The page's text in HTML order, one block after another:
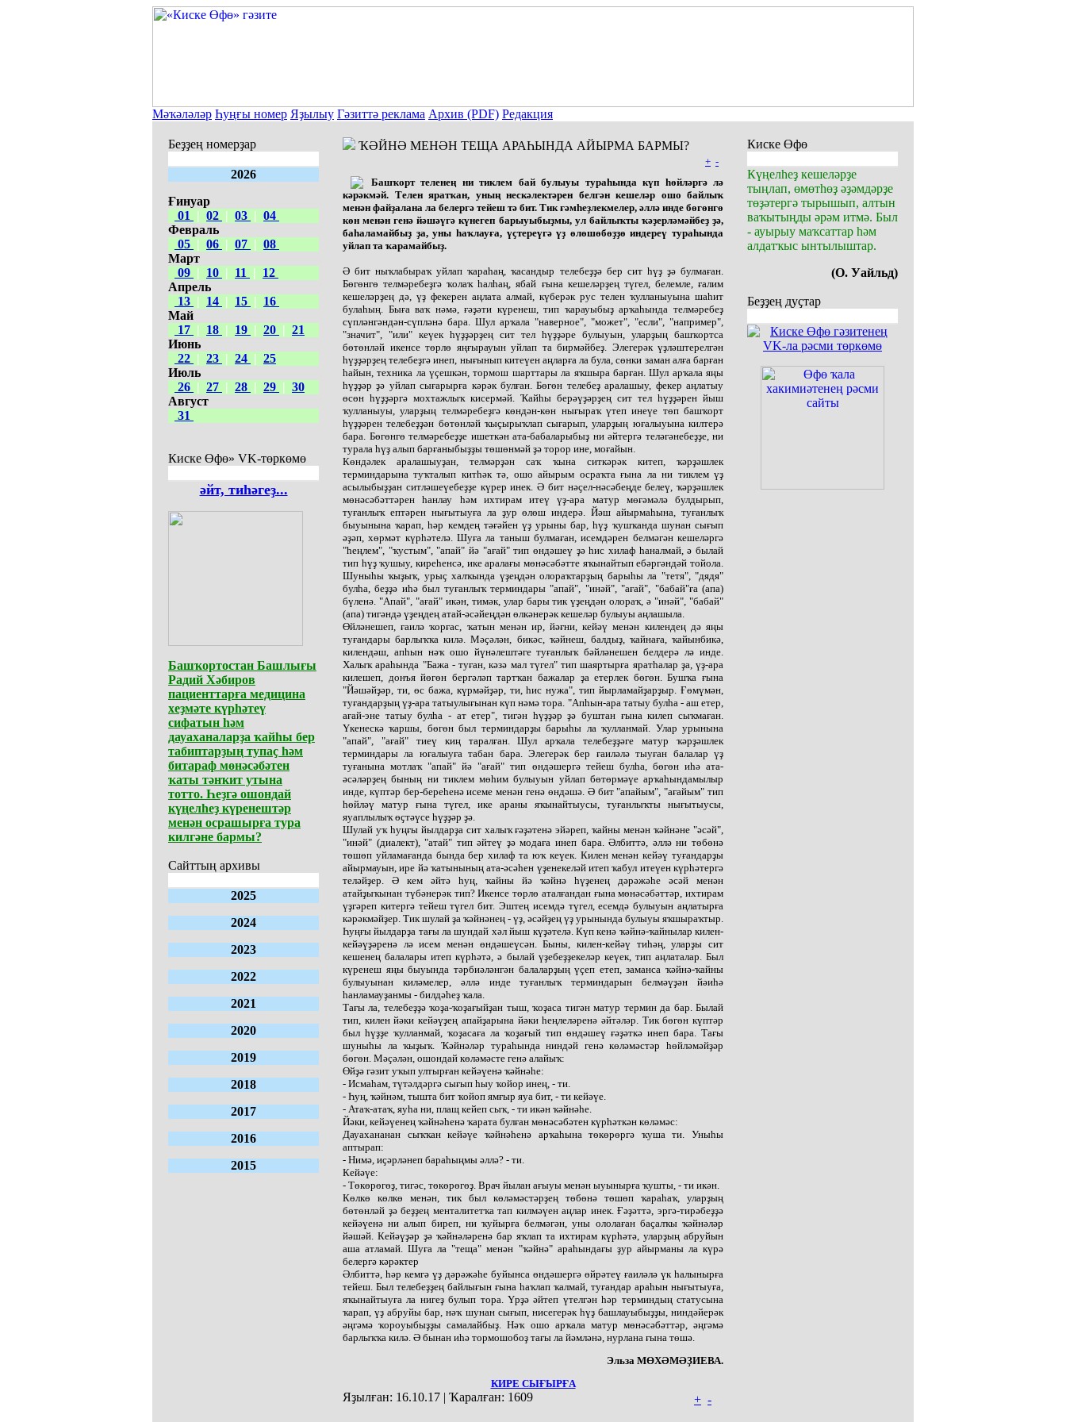
Мәҡәләләр Һуңғы номер Яҙылыу Гәзиттә реклама Архив (PDF) Редакция
Беҙҙең номерҙар
2026
Ғинуар
01
| 02 | 03 | 04
Февраль
05 | 06 | 07 | 08
Март
09 | 10 | 11 |
12
Апрель
13 | 14 | 15 |
16
Май
17 | 18 | 19 | 20 | 21
Июнь
22 | 23 | 24 | 25
Июль
26 | 27 | 28 | 29 | 30
Август
31
Киске Өфө» VK-төркөмө
әйт, тиһәгеҙ...
Башҡортостан Башлығы
Радий Хәбиров
пациенттарға медицина
хеҙмәте күрһәтеү
сифатын һәм
дауаханаларҙа ҡайһы бер
табиптарҙың тупаҫ һәм
битараф мөнәсәбәтен
ҡаты тәнҡит утына
тотто. Һеҙгә ошондай
күңелһеҙ күренештәр
менән осрашырға тура
килгәне бармы?
Сайттың архивы
2025
2024
2023
2022
2021
2020
2019
2018
2017
2016
2015
ҠӘЙНӘ МЕНӘН ТЕЩА АРАҺЫНДА АЙЫРМА БАРМЫ?
+ -
Башҡорт теленең ни тиклем бай булыуы тураһында күп һөйләргә лә
кәрәкмәй. Телен яратҡан, уның нескәлектәрен белгән кешеләр ошо байлыҡ
менән файҙалана ла белергә тейеш тә бит. Тик ғәмһеҙлекмелер, әллә инде бөгөнгө
көн менән генә йәшәүгә күнегеп барыуыбыҙмы, ул байлыҡты ҡәҙерләмәйбеҙ ҙә,
баһаламайбыҙ ҙа, уны һаҡлауға, үҫтереүгә үҙ өлөшөбөҙҙө индереү тураһында
уйлап та ҡарамайбыҙ.
Ә бит ныҡлабыраҡ уйлап ҡараһаң, ҡасандыр телебеҙҙә бер сит һүҙ ҙә булмаған.
Бөгөнгө телмәребеҙгә ҡолаҡ һалһаң, ябай ғына кешеләрҙең түгел, белемле, ғалим
кешеләрҙең дә, үҙ фекерен аңлата алмай, күберәк рус телен ҡулланыуына шаһит
булаһың. Быға ваҡ нәмә, ғәҙәти күренеш, тип ҡарауыбыҙ арҡаһында телмәребеҙ
сүпләнгәндән-сүпләнә бара. Шул арҡала "наверное", "может", "если", "например",
"значит", "или" кеүек һүҙҙәрҙең сит тел һүҙҙәре булыуын, уларҙың башҡортса
бөтөнләй икенсе төрлө яңғырауын уйлап та бирмәйбеҙ. Элегерәк үҙләштерелгән
һүҙҙәрҙең телебеҙгә инеп, нығынып китеүен аңларға ла була, сөнки заман алға барған
һайын, техника ла үҫешкән, тормош шарттары ла яҡшыра барған. Шул арҡала яңы
һүҙҙәр ҙә уйлап сығарырға кәрәк булған. Бөгөн телебеҙ аралашыу, фекер аңлатыу
өсөн һүҙҙәргә мохтажлыҡ кисермәй. Ҡайһы берәүҙәрҙең сит тел һүҙҙәрен йыш
ҡулланыуы, уларҙың телмәребеҙгә көндән-көн нығыраҡ үтеп инеүе төп башҡорт
һүҙҙәрен телебеҙҙән бөтөнләй ҡыҫырыҡлап сығарып, уларҙың юғалыуына килтерә
бара. Бөгөнгө телмәребеҙҙе ишеткән ата-бабаларыбыҙ ни әйтергә теләгәнебеҙҙе, ни
турала һүҙ алып барғаныбыҙҙы төшөнмәй ҙә торор ине, моғайын.
Көндәлек аралашыуҙан, телмәрҙән саҡ ҡына ситкәрәк китеп, ҡәрҙәшлек
терминдарына туҡталып китһәк тә, ошо айырым осраҡта ғына ла ни тиклем үҙ
асылыбыҙҙан ситләшеүебеҙҙе күрер инек. Ә бит нәҫел-нәсәбеңде белеү, ҡәрҙәшлек
мөнәсәбәттәрен һанлау һәм ихтирам итеү үҙ-ара матур мөғәмәлә булдырып,
туғанлыҡ ептәрен нығытыуға ла ҙур өлөш индерә. Йәш айырмаһына, туғанлыҡ
быуынына ҡарап, һәр кемдең тәғәйен үҙ урыны бар, һүҙ ҡушҡанда шунан сығып
әҙәп, хөрмәт күрһәтелә. Шуға ла таныш булмаған, исемдәрен белмәгән кешеләргә
"һеңлем", "ҡустым", "апай" йә "ағай" тип өндәшеү ҙә һис хилаф һаналмай, ә былай
тип һүҙ ҡушыу, киреһенсә, ике аралағы мөнәсәбәтте яҡынайтып ебәргәндәй тойола.
Шуныһы ҡыҙыҡ, урыҫ халҡында үҙеңдән олораҡтарҙың барыһы ла "тетя", "дядя"
булһа, беҙҙә иһә был туғанлыҡ терминдары "апай", "инәй", "ағай", "бабай"ға (апа)
бүленә. "Апай", "ағай" икән, тимәк, улар бары тик үҙеңдән олораҡ, ә "инәй", "бабай"
(апа) тигәндә үҙеңдең атай-әсәйеңдән өлкәнерәк кешеләр булыуы аңлашыла.
Өйләнешеп, ғаилә ҡорғас, ҡатын менән ир, йәғни, кейәү менән килендең дә яңы
туғандары барлыҡҡа килә. Мәҫәлән, бикәс, ҡәйнеш, балдыҙ, ҡайнаға, ҡайынбикә,
килендәш, апһын нәҡ ошо йүнәлештәге туғанлыҡ бәйләнешен белдерә лә инде.
Халыҡ араһында "Бажа - туған, кәзә мал түгел" тип шаяртырға яратһалар ҙа, үҙ-ара
килешеп, донъя йөгөн бергәләп тартҡан бажалар ҙа етерлек бөгөн. Бушҡа ғына
"Йәшәйҙәр, ти, өс бажа, күрмәйҙәр, ти, һис нужа", тип йырламайҙарҙыр. Ғөмүмән,
туғандарҙың үҙ-ара татыулығынан күп нәмә тора. "Апһын-ара татыу булһа - аш етер,
ағай-эне татыу булһа - ат етер", тигән һүҙҙәр ҙә буштан ғына килеп сыҡмаған.
Үкенескә ҡаршы, бөгөн был терминдарҙы барыһы ла ҡулланмай. Улар урынына
"апай", "ағай" тиеү киң таралған. Шул арҡала телебеҙҙәге матур ҡәрҙәшлек
терминдары ла юғалыуға табан бара. Элегерәк бер ғаиләлә тыуған балалар үҙ
туғанына мотлаҡ "апай" йә "ағай" тип өндәшергә тейеш булһа, бөгөн иһә ата-
әсәләрҙең бының ни тиклем мөһим булыуын уйлап бөтөрмәүе арҡаһындамылыр
инде, күптәр бер-береһенә исеме менән генә өндәшә. Ә бит "апайым", "ағайым" тип
һөйләү матур ғына түгел, ике араны яҡынайтыусы, туғанлыҡты нығытыусы,
яуаплылыҡ өҫтәүсе һүҙҙәр ҙә.
Шулай уҡ һуңғы йылдарҙа сит халыҡ ғәҙәтенә эйәреп, ҡайны менән ҡәйнәне "әсәй",
"инәй" (диалект), "атай" тип әйтеү ҙә модаға инеп бара. Әлбиттә, әллә ни төбөнә
төшөп уйламағанда бында бер хилаф та юҡ кеүек. Килен менән кейәү туғандарҙы
айырмауын, ире йә ҡатынының ата-әсәһен үҙенекеләй итеп ҡабул итеүен күрһәтергә
теләйҙер. Ә кем әйтә һуң, ҡайны йә ҡәйнә һүҙенең дәрәжәһе әсәй менән
атайҙыҡынан түбәнерәк тип? Икенсе төрлө аталғандан ғына мөнәсәбәттәр, ихтирам
үҙгәреп китергә тейеш түгел бит. Эштең исемдә түгел, есемдә булыуын аңлатырға
кәрәкмәйҙер. Тик шулай ҙа ҡәйнәнең - үҙ, әсәйҙең үҙ урынында булыуы яҡшыраҡтыр.
Һуңғы йылдарҙа тағы ла шундай хәл йыш күҙәтелә. Күп кенә ҡәйнә-ҡайнылар килен-
кейәүҙәренә лә исем менән өндәшеүсән. Быны, килен-кейәү тиһәң, уларҙы сит
кешенең балалары итеп күрһәтә, ә былай үҙебеҙҙекеләр кеүек, тип аңлаталар. Был
күренеш яңы быуында тәрбиәләнгән балаларҙың үҫеп етеп, заманса ҡәйнә-ҡайны
булыуынан киләмелер, әллә инде туғанлыҡ терминдарын белмәүҙән йәиһә
һанламауҙанмы - билдәһеҙ ҡала.
Тағы ла, телебеҙҙә ҡоҙа-ҡоҙағыйҙан тыш, ҡоҙаса тигән матур термин да бар. Былай
тип, килен йәки кейәүҙең апайҙарына йәки һеңлеләренә әйтәләр. Тик бөгөн күптәр
был һүҙҙе ҡулланмай, ҡоҙасаға ла ҡоҙағый тип өндәшеү ғәҙәткә инеп бара. Тағы
шуныһы ла ҡыҙыҡ. Ҡәйнәләр тураһында ниндәй генә көләмәстәр һөйләмәйҙәр
бөгөн. Мәҫәлән, ошондай көләмәсте генә алайыҡ:
Өйҙә гәзит уҡып ултырған кейәүенә ҡәйнәһе:
- Исмаһам, түтәлдәргә сығып һыу ҡойор инең, - ти.
- Һуң, ҡәйнәм, тышта бит ҡойоп ямғыр яуа бит, - ти кейәүе.
- Атаҡ-атаҡ, яуһа ни, плащ кейеп сыҡ, - ти икән ҡәйнәһе.
Йәки, кейәүенең ҡәйнәһенә ҡарата булған мөнәсәбәтен күрһәткән көләмәс:
Дауахананан сыҡҡан кейәүе ҡәйнәһенә арҡаһына төкөрөргә ҡуша ти. Уныһы
аптырап:
- Нимә, иҫәрләнеп бараһыңмы әллә? - ти.
Кейәүе:
- Төкөрөгөҙ, тигәс, төкөрөгөҙ. Врач йылан ағыуы менән ыуынырға ҡушты, - ти икән.
Көлкө көлкө менән, тик был көләмәстәрҙең төбөнә төшөп ҡараһаҡ, уларҙың
бөтөнләй ҙә беҙҙең менталитетҡа тап килмәүен аңлар инек. Ғәҙәттә, эргә-тирәбеҙҙә
кейәүенә ни алып биреп, ни ҡуйырға белмәгән, уны ололаған баҫалҡы ҡәйнәләр
йәшәй. Кейәүҙәр ҙә ҡәйнәләренә бар яҡлап та ихтирам күрһәтә, уларҙың абруйын
аша атламай. Шуға ла "теща" менән "ҡәйнә" араһындағы ҙур айырманы ла күрә
белергә кәрәктер
Әлбиттә, һәр кемгә үҙ дәрәжәһе буйынса өндәшергә өйрәтеү ғаиләлә үк һалынырға
тейеш. Был телебеҙҙең байлығын ғына һаҡлап ҡалмай, туғандар араһын нығытыуға,
яҡынайтыуға ла нигеҙ булып тора. Үрҙә әйтеп үтелгән һәр терминдың статусына
ҡарап, үҙ абруйы бар, нәҡ шунан сығып, нисегерәк һүҙ башлауыбыҙҙы, ниндәйерәк
әңгәмә ҡороуыбыҙҙы самалайбыҙ. Нәҡ ошо арҡала матур мөнәсәбәттәр, әңгәмә
барлыҡҡа килә. Ә бынан иһә тормошобоҙ тағы ла йәмләнә, нурлана ғына төшә.
Эльза МӨХӘМӘҘИЕВА.
КИРЕ СЫҒЫРҒА
+ -
Яҙылған: 16.10.17 | Ҡаралған: 1609
Киске Өфө
Күңелһеҙ кешеләрҙе
тыңлап, өмөтһөҙ әҙәмдәрҙе
төҙәтергә тырышып, алтын
ваҡытыңды әрәм итмә. Был
- ауырыу маҡсаттар һәм
алдатҡыс ынтылыштар.
(О. Уайльд)
Беҙҙең дуҫтар